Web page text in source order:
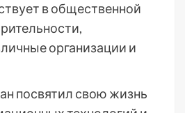
в общественной
организации и
посвятил свою жизнь